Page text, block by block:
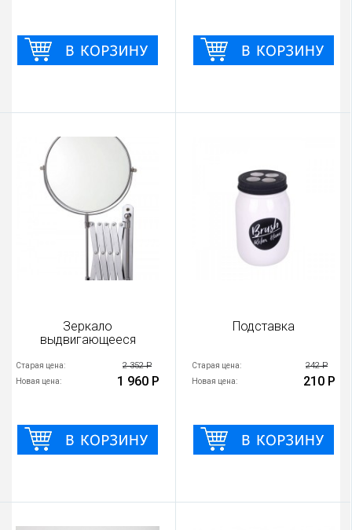
Зеркало
выдвигающееся
Старая цена: 2 352 Р
Новая цена: 1 960 Р
Подставка
Старая цена: 242 Р
Новая цена: 210 Р